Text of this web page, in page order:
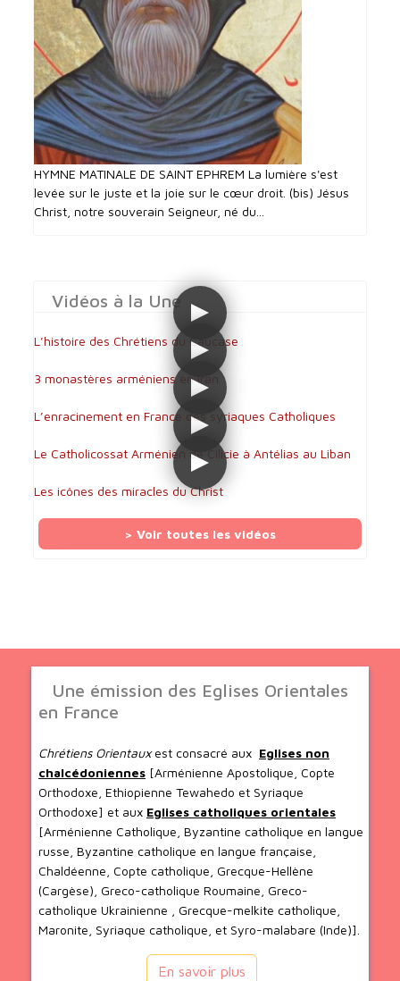
HYMNE MATINALE DE SAINT EPHREM La lumière s'est
levée sur le juste et la joie sur le cœur droit. (bis) Jésus
Christ, notre souverain Seigneur, né du...
Vidéos à la Une
L’histoire des Chrétiens du Caucase
3 monastères arméniens en Iran
L’enracinement en France des syriaques Catholiques
Le Catholicossat Arménien de Cilicie à Antélias au Liban
Les icônes des miracles du Christ
> Voir toutes les vidéos
Une émission des Eglises Orientales
en France
Chrétiens Orientauxest consacré aux Eglises non
chalcédoniennes [Arménienne Apostolique, Copte
Orthodoxe, Ethiopienne Tewahedo et Syriaque
Orthodoxe] et aux Eglises catholiques orientales
[Arménienne Catholique, Byzantine catholique en langue
russe, Byzantine catholique en langue française,
Chaldéenne, Copte catholique, Grecque-Hellène
(Cargèse), Greco-catholique Roumaine, Greco-
catholique Ukrainienne , Grecque-melkite catholique,
Maronite, Syriaque catholique, et Syro-malabare (Inde)].
En savoir plus